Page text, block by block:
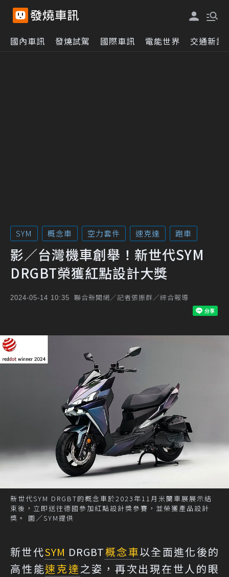
國內車訊 發燒試駕 國際車訊 電能世界 交通新訊
SYM 概念車 空力套件 速克達 跑車
影／台灣機車創舉！新世代SYM
DRGBT榮獲紅點設計大獎
2024-05-14 10:35 聯合新聞網／記者張振群／綜合報導
新世代SYM DRGBT的概念車於2023年11月米蘭車展展示結
束後，立即送往德國參加紅點設計獎參賽，並榮獲產品設計
獎。 圖／SYM提供
新世代SYM DRGBT概念車以全面進化後的
高性能速克達之姿，再次出現在世人的眼